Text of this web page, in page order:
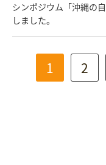
シンポジウム「沖縄の
しました。
1 2